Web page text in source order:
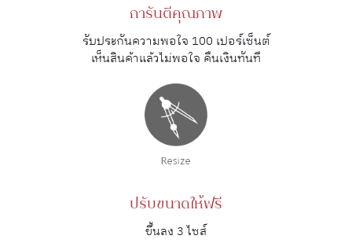
การันตีคุณภาพ
รับประกันความพอใจ 100 เปอร์เซ็นต์
เห็นสินค้าแล้วไม่พอใจ คืนเงินทันที
ปรับขนาดให้ฟรี
ขึ้นลง 3 ไซส์